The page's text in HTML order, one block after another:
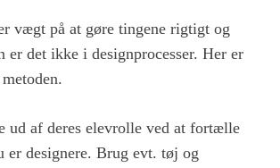
vægt på at gøre tingene rigtigt og
er det ikke i designprocesser. Her er
ud af deres elevrolle ved at fortælle
er designere. Brug evt. tøj og